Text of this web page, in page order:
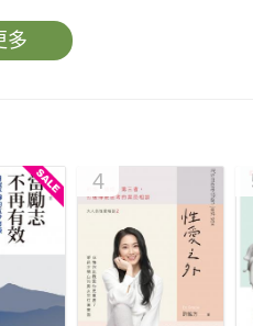
進度依然卡關！
己煩惱與困擾不斷！
提升做事效率！
免工作超時延宕！
和產值雙低的職涯危機，這
多
4